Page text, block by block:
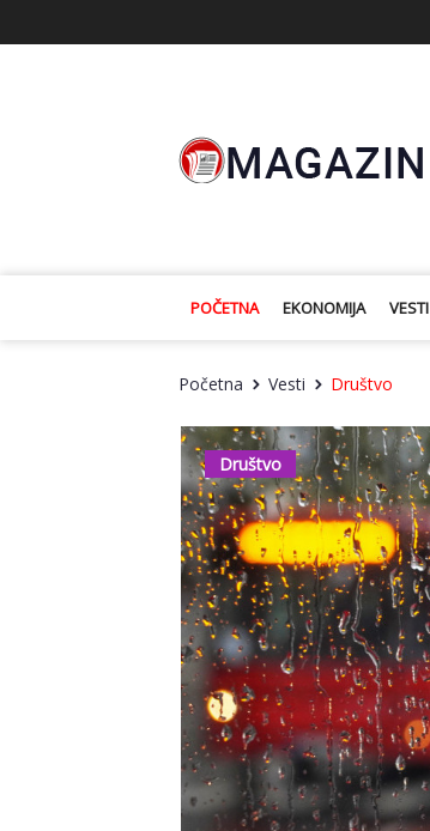
POČETNA EKONOMIJA VESTI
Početna Vesti Društvo
Društvo